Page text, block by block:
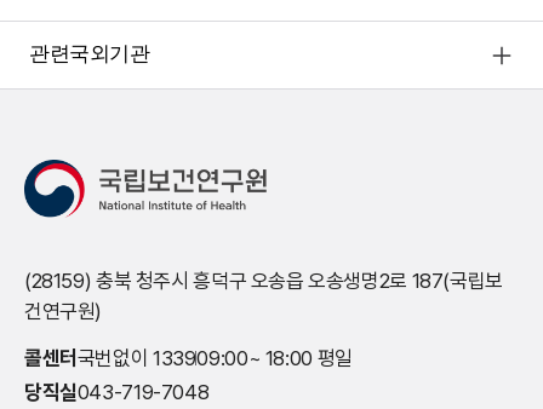
관련국외기관
(28159) 충북 청주시 흥덕구 오송읍 오송생명2로 187(국립보
건연구원)
콜센터 국번없이 133909:00~ 18:00 평일
당직실043-719-7048